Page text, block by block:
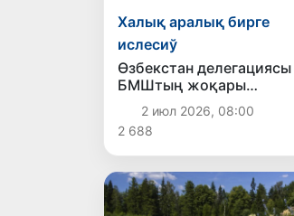
Халық аралық бирге
ислесиў
Өзбекстан делегациясы
БМШтың жоқары
мәртебели ўәкиллери
менен бир қатар
ушырасыўлар өткерди
2 июл 2026, 08:00
2 688